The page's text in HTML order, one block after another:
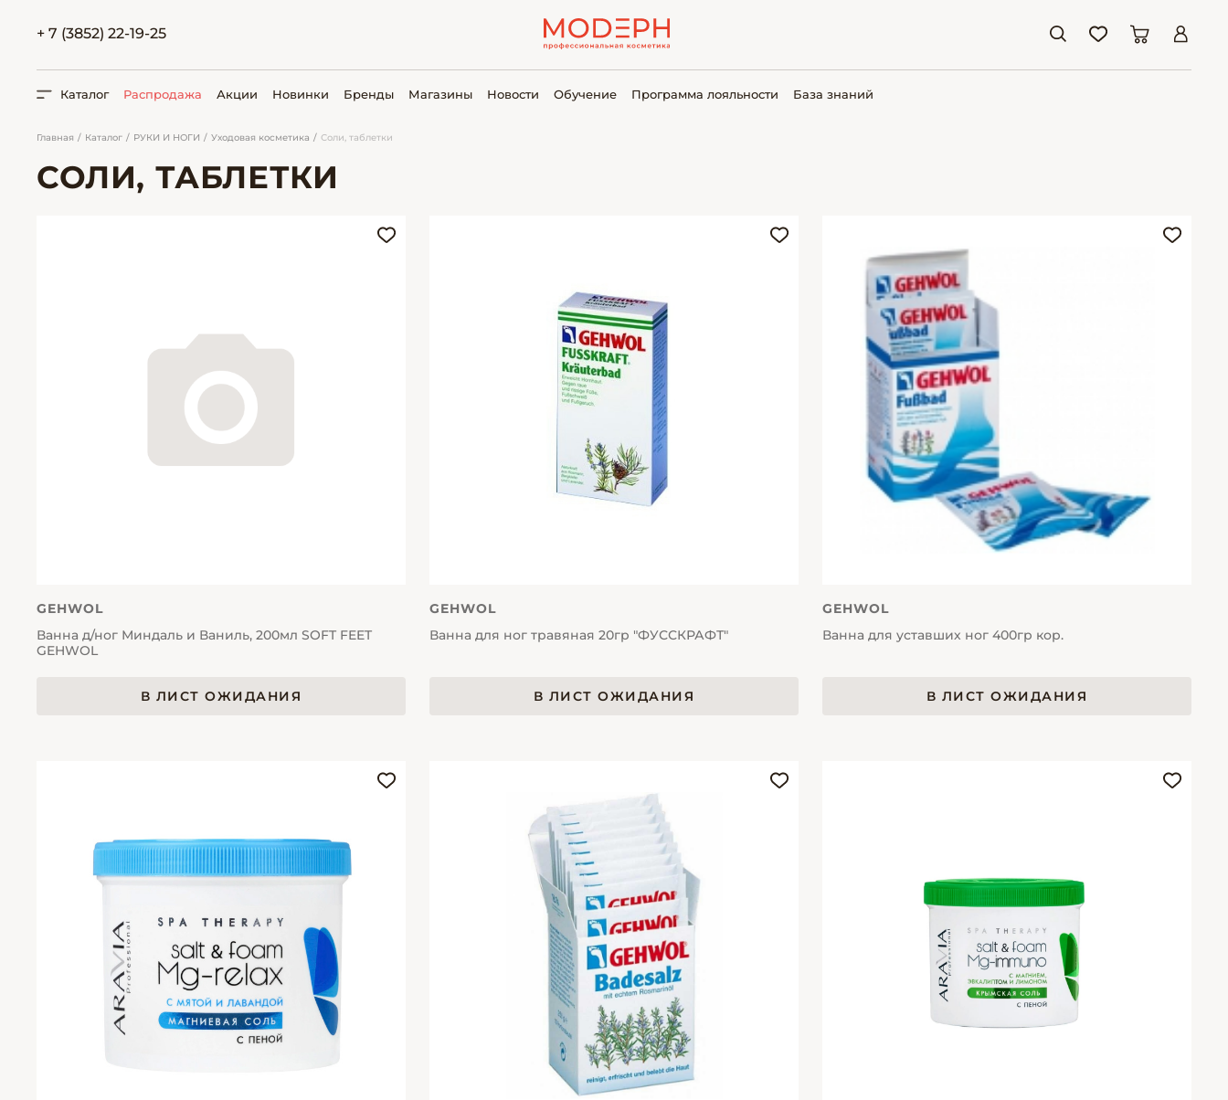
+ 7 (3852) 22-19-25
ПОИСК
Каталог Распродажа Акции Новинки Бренды Магазины Новости Обучение Программа лояльности База знаний
Главная Каталог РУКИ И НОГИ Уходовая косметика Соли, таблетки
СОЛИ, ТАБЛЕТКИ
GEHWOL
Ванна д/ног Миндаль и Ваниль, 200мл SOFT FEET
GEHWOL
В ЛИСТ ОЖИДАНИЯ
GEHWOL
Ванна для ног травяная 20гр "ФУССКРАФТ"
В ЛИСТ ОЖИДАНИЯ
GEHWOL
Ванна для уставших ног 400гр кор.
В ЛИСТ ОЖИДАНИЯ